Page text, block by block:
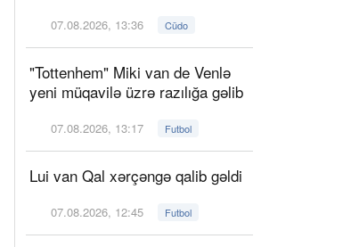
07.08.2026, 13:36 Cüdo
"Tottenhem" Miki van de Venlə
yeni müqavilə üzrə razılığa gəlib
07.08.2026, 13:17 Futbol
Lui van Qal xərçəngə qalib gəldi
07.08.2026, 12:45 Futbol